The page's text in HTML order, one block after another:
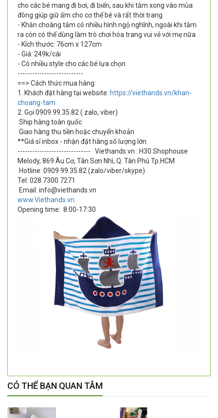
cho các bé mang đi bơi, đi biển, sau khi tắm xong vào mùa
đông giúp giữ ấm cho cơ thể bé và rất thời trang
- Khăn choàng tắm có nhiều hình ngộ nghĩnh, ngoài khi tắm
ra còn có thể dùng làm trò chơi hóa trang vui vẻ với mẹ nữa
- Kích thước: 76cm x 127cm
- Giá: 249k/cái
- Có nhiều style cho các bé lựa chọn
---------------------------
==> Cách thức mua hàng:
1. Khách đặt hàng tại website: https://viethands.vn/khan-
choang-tam
2. Gọi 0909.99.35.82 ( zalo, viber)
Ship hàng toàn quốc
Giao hàng thu tiền hoặc chuyển khoản
**Giá sỉ inbox - nhận đặt hàng số lượng lớn
------------------------------
Viethands.vn : H30 Shophouse
Melody, 869 Âu Cơ, Tân Sơn Nhì, Q. Tân Phú Tp.HCM
Hotline: 0909.99.35.82 (zalo/viber/skype)
Tel: 028.7300 7271
Email: info@viethands.vn
www.Viethands.vn
Opening time: 8:00-17:30
CÓ THỂ BẠN QUAN TÂM